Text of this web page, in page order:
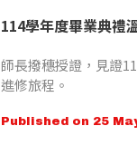
114學年度畢業典禮
師長撥穗授證，見證
進修旅程。
Published on 25